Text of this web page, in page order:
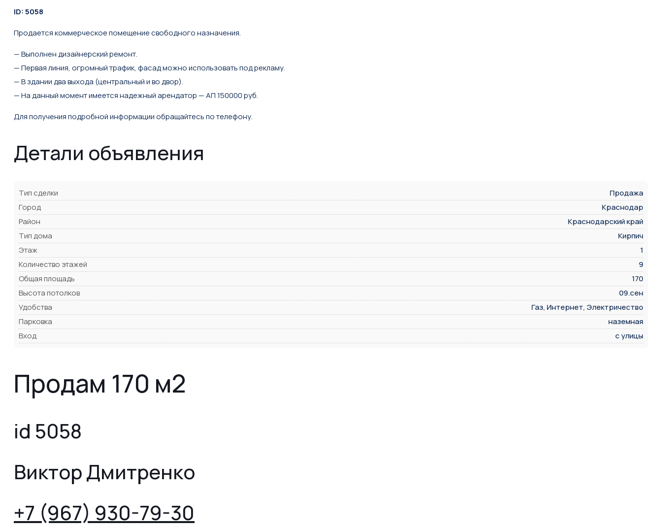
ID: 5058
Продается коммерческое помещение свободного назначения.
— Выполнен дизайнерский ремонт.
— Первая линия, огромный трафик, фасад можно использовать под рекламу.
— В здании два выхода (центральный и во двор).
— На данный момент имеется надежный арендатор — АП 150000 руб.
Для получения подробной информации обращайтесь по телефону.
Детали объявления
Тип сделки
Продажа
Город
Краснодар
Район
Краснодарский край
Тип дома
Кирпич
Этаж
1
Количество этажей
9
Общая площадь
170
Высота потолков
09.сен
Удобства
Газ, Интернет, Электричество
Парковка
наземная
Вход
с улицы
Продам 170 м2
id 5058
Виктор Дмитренко
+7 (967) 930-79-30